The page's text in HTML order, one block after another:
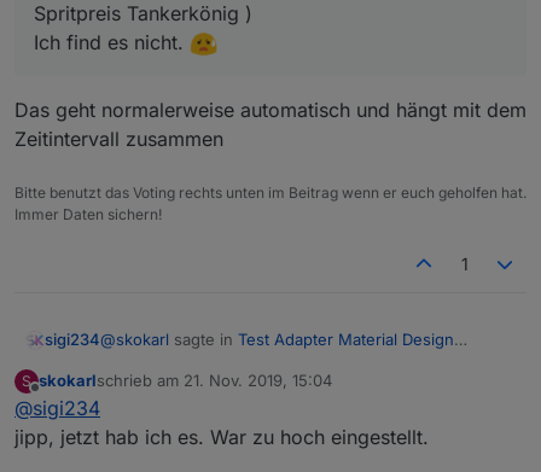
Spritpreis Tankerkönig )
Ich find es nicht.
Das geht normalerweise automatisch und hängt mit dem
Zeitintervall zusammen
Bitte benutzt das Voting rechts unten im Beitrag wenn er euch geholfen hat.
Immer Daten sichern!
1
sigi234@skokarl sagte in Test Adapter Material Design
ssigi, an welcher Stelle stellst Du ein, dass in der
Das geht normalerweise automatisch und hängt mit
S
Offline
skokarlschrieb am 21. Nov. 2019, 15:04
zuletzt editiert von
@sigi234
jipp, jetzt hab ich es. War zu hoch eingestellt.